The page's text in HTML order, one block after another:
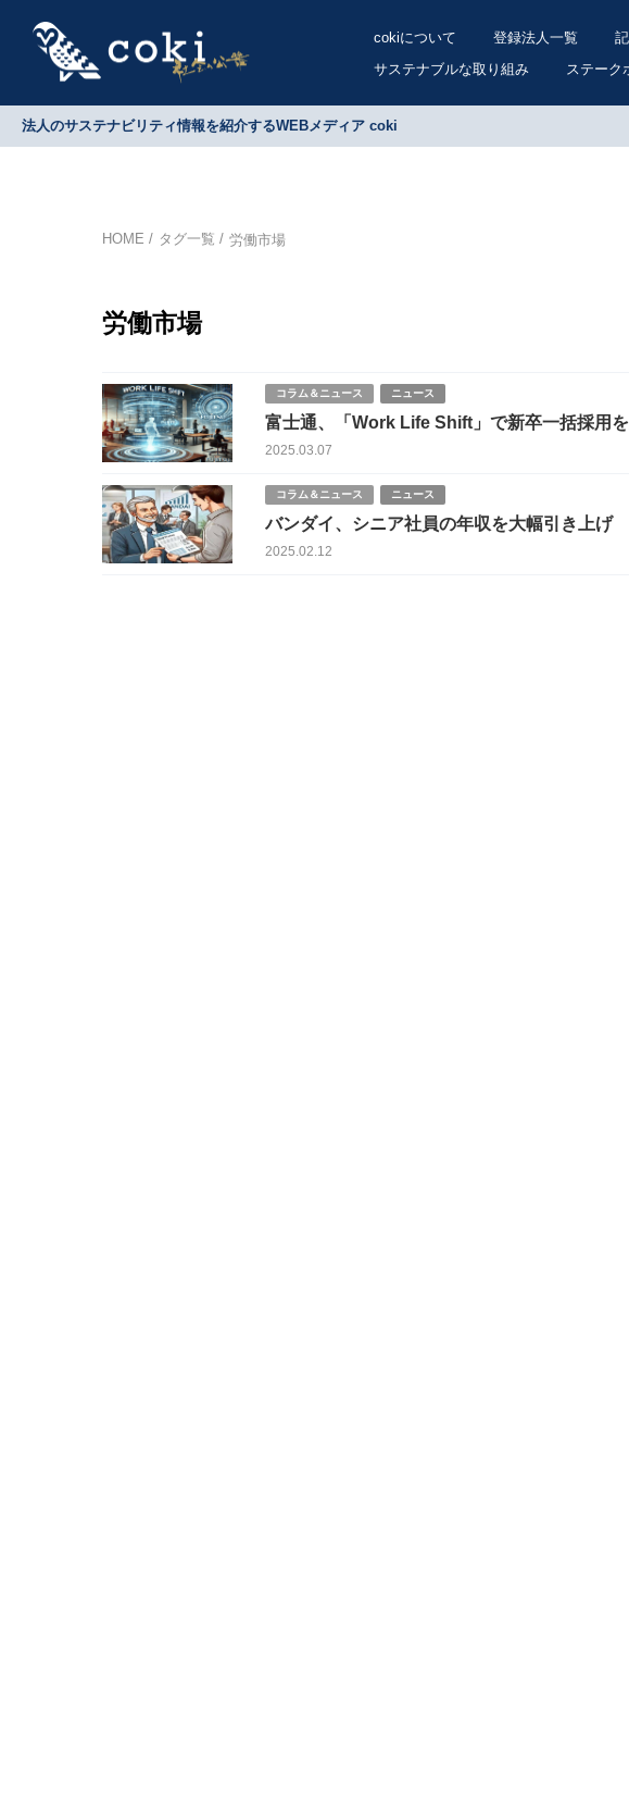
cokiについて 登録法人一覧
サステナブルな取り組み
ステーク
法人のサステナビリティ情報を紹介するWEBメディア coki
HOME タグ一覧 労働市場
労働市場
コラム＆ニュース ニュース
富士通、「Work Life Shift」で新卒一括採用
2025.03.07
コラム＆ニュース ニュース
バンダイ、シニア社員の年収を大幅引き上げ
2025.02.12